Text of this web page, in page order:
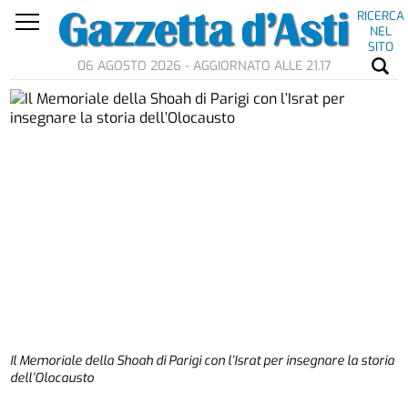
RICERCA
NEL
SITO
06 AGOSTO 2026 - AGGIORNATO ALLE 21.17
Il Memoriale della Shoah di Parigi con l’Israt per insegnare la storia
dell’Olocausto